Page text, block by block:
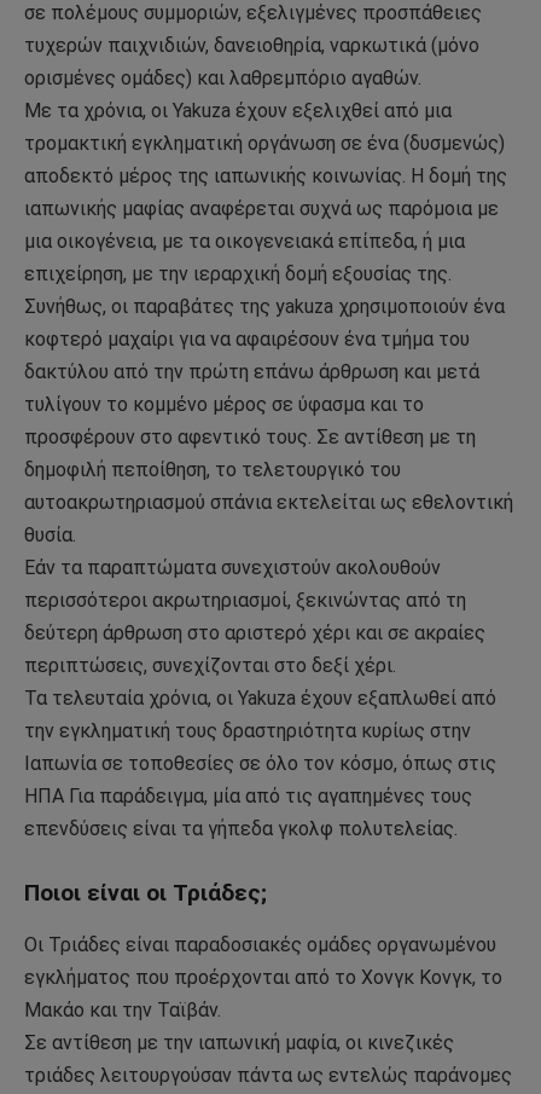
σε πολέμους συμμοριών, εξελιγμένες προσπάθειες
τυχερών παιχνιδιών, δανειοθηρία, ναρκωτικά (μόνο
ορισμένες ομάδες) και λαθρεμπόριο αγαθών.
Με τα χρόνια, οι Yakuza έχουν εξελιχθεί από μια
τρομακτική εγκληματική οργάνωση σε ένα (δυσμενώς)
αποδεκτό μέρος της ιαπωνικής κοινωνίας. Η δομή της
ιαπωνικής μαφίας αναφέρεται συχνά ως παρόμοια με
μια οικογένεια, με τα οικογενειακά επίπεδα, ή μια
επιχείρηση, με την ιεραρχική δομή εξουσίας της.
Συνήθως, οι παραβάτες της yakuza χρησιμοποιούν ένα
κοφτερό μαχαίρι για να αφαιρέσουν ένα τμήμα του
δακτύλου από την πρώτη επάνω άρθρωση και μετά
τυλίγουν το κομμένο μέρος σε ύφασμα και το
προσφέρουν στο αφεντικό τους. Σε αντίθεση με τη
δημοφιλή πεποίθηση, το τελετουργικό του
αυτοακρωτηριασμού σπάνια εκτελείται ως εθελοντική
θυσία.
Εάν τα παραπτώματα συνεχιστούν ακολουθούν
περισσότεροι ακρωτηριασμοί, ξεκινώντας από τη
δεύτερη άρθρωση στο αριστερό χέρι και σε ακραίες
περιπτώσεις, συνεχίζονται στο δεξί χέρι.
Τα τελευταία χρόνια, οι Yakuza έχουν εξαπλωθεί από
την εγκληματική τους δραστηριότητα κυρίως στην
Ιαπωνία σε τοποθεσίες σε όλο τον κόσμο, όπως στις
ΗΠΑ Για παράδειγμα, μία από τις αγαπημένες τους
επενδύσεις είναι τα γήπεδα γκολφ πολυτελείας.
Ποιοι είναι οι Τριάδες;
Οι Τριάδες είναι παραδοσιακές ομάδες οργανωμένου
εγκλήματος που προέρχονται από το Χονγκ Κονγκ, το
Μακάο και την Ταϊβάν.
Σε αντίθεση με την ιαπωνική μαφία, οι κινεζικές
τριάδες λειτουργούσαν πάντα ως εντελώς παράνομες